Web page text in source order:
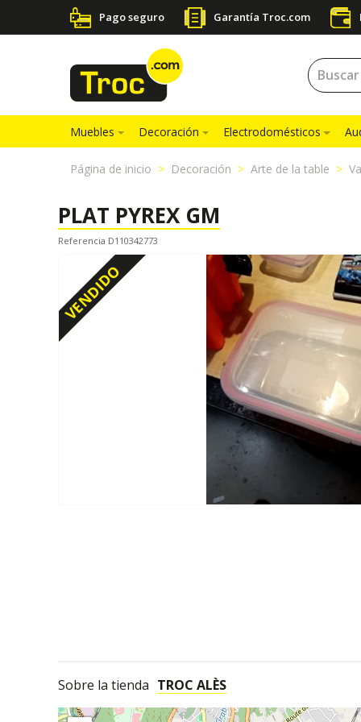
Pago seguro Garantía Troc.com
Muebles Decoración Electrodomésticos
Página de inicio Decoración Arte de la table
PLAT PYREX GM
Referencia D110342773
VENDIDO
Sobre la tienda TROC ALÈS